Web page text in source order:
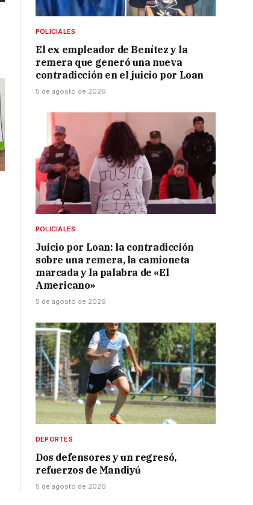
POLICIALES
El ex empleador de Benítez y la
remera que generó una nueva
contradicción en el juicio por Loan
5 de agosto de 2026
POLICIALES
Juicio por Loan: la contradicción
sobre una remera, la camioneta
marcada y la palabra de «El
Americano»
5 de agosto de 2026
DEPORTES
Dos defensores y un regresó,
refuerzos de Mandiyú
5 de agosto de 2026